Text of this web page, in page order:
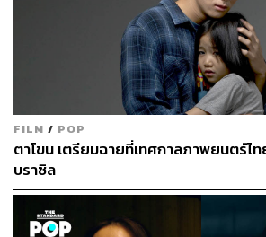
FILM / POP
ตาโขน เตรียมฉายที่เทศกาลภาพยนตร์ไ
บราซิล